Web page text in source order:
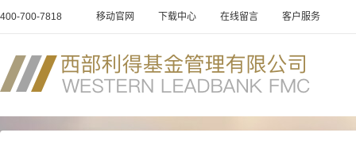
400-700-7818 移动官网 下载中心 在线留言 客户服务